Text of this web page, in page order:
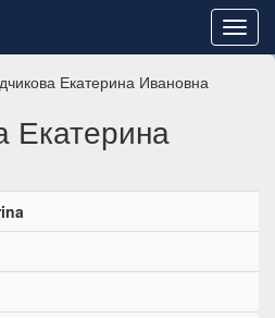
Екатерина Ивановна
Екатерина